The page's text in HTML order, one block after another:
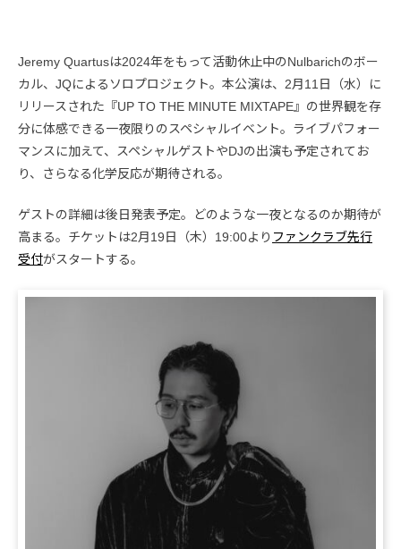
Jeremy Quartusは2024年をもって活動休止中のNulbarichのボー
カル、JQによるソロプロジェクト。本公演は、2月11日（水）に
リリースされた『UP TO THE MINUTE MIXTAPE』の世界観を存
分に体感できる一夜限りのスペシャルイベント。ライブパフォー
マンスに加えて、スペシャルゲストやDJの出演も予定されてお
り、さらなる化学反応が期待される。
ゲストの詳細は後日発表予定。どのような一夜となるのか期待が
高まる。チケットは2月19日（木）19:00より ファンクラブ先行
受付がスタートする。